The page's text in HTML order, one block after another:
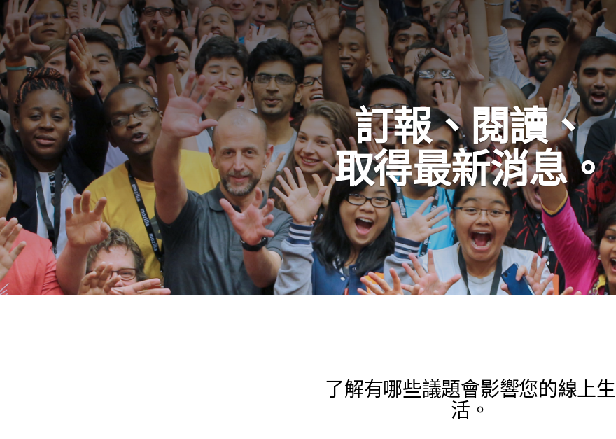
訂報、閱讀、
取得最新消息。
了解有哪些議題會影響您的線上生
活。